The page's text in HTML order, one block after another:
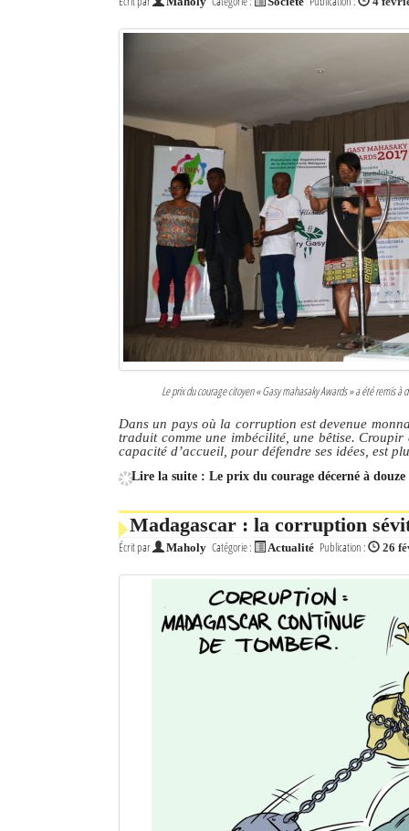
Le prix du courage citoyen « Gasy mahasaky Awards » a été remis
Dans un pays où la corruption est devenue
traduit comme une imbécilité, une bêtise.
capacité d’accueil, pour défendre ses idées, est
Lire la suite : Le prix du courage décerné à
Madagascar : la corruption
Écrit par Maholy Catégorie : Actualité Publication : 26